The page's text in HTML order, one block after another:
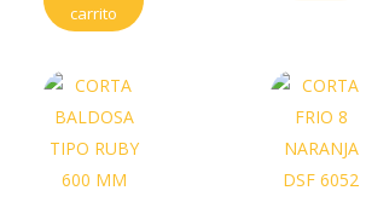
carrito